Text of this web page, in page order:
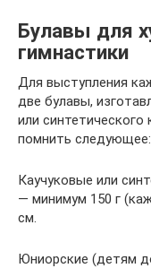
Булавы для
гимнастики
Для выступления
две булавы,
или синтетического
помнить следующее:
Каучуковые или
— минимум 150 г
см.
Юниорские (детям